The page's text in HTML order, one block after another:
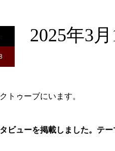
2025年3
トゥーブにいます。
ビューを掲載しました。テー